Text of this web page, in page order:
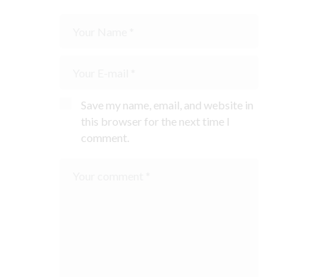
Save my name, email, and website in
this browser for the next time I
comment.